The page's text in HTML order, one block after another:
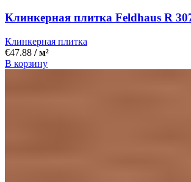
Клинкерная плитка Feldhaus R
Клинкерная плитка
€47.88 / м²
В корзину